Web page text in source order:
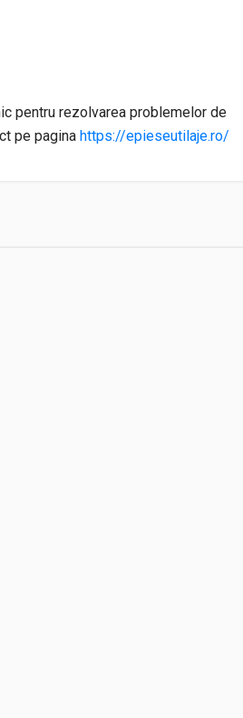
pentru rezolvarea problemelor de
pe pagina https://epieseutilaje.ro/